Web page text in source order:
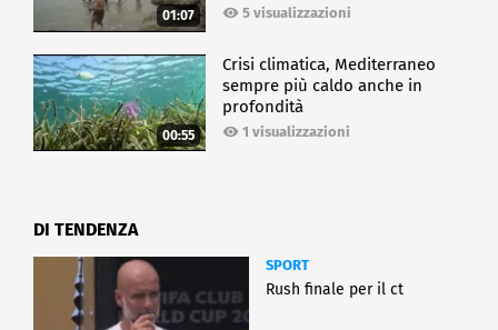
01:07 5 visualizzazioni
00:55
Crisi climatica, Mediterraneo
sempre più caldo anche in
profondità
1 visualizzazioni
DI TENDENZA
SPORT
Rush finale per il ct